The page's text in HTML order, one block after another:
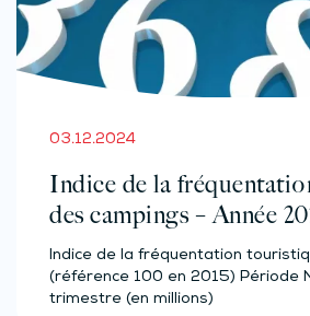
03.12.2024
Indice de la
des campings – Année
Indice de la fréquentation
(référence 100 en 2015) Période
trimestre (en millions)